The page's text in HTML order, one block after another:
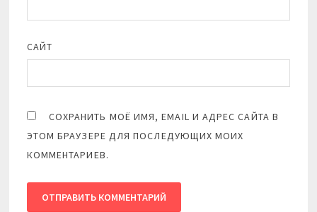
САЙТ
СОХРАНИТЬ МОЁ ИМЯ, EMAIL И АДРЕС САЙТА В
ЭТОМ БРАУЗЕРЕ ДЛЯ ПОСЛЕДУЮЩИХ МОИХ
КОММЕНТАРИЕВ.